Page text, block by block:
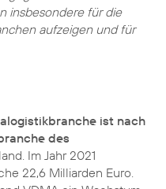
insbesondere für die
aufzeigen und für
ist nach
des
Im Jahr 2021
22,6 Milliarden Euro.